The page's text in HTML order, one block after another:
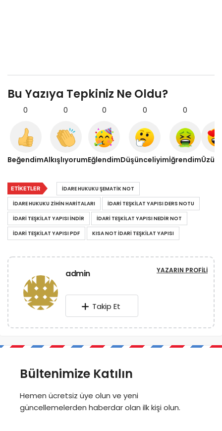
Bu Yazıya Tepkiniz Ne Oldu?
0
Beğendim
0
Alkışlıyorum
0
Eğlendim
0
Düşünceliyim
0
İğrendim
ETIKETLER
IDARE HUKUKU ŞEMATIK NOT
IDARE HUKUKU ZIHIN HARITALARI
IDARI TEŞKILAT YAPISI DERS NOTU
IDARI TEŞKILAT YAPISI INDIR
IDARI TEŞKILAT YAPISI NEDIR NOT
IDARI TEŞKILAT YAPISI PDF
KISA NOT IDARI TEŞKILAT YAPISI
admin YAZARIN PROFILI
Takip Et
Bültenimize Katılın
Hemen ücretsiz üye olun ve yeni
güncellemelerden haberdar olan ilk kişi olun.